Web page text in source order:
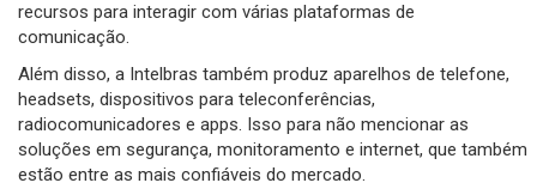
recursos para interagir com várias plataformas de
comunicação.
Além disso, a Intelbras também produz aparelhos de telefone,
headsets, dispositivos para teleconferências,
radiocomunicadores e apps. Isso para não mencionar as
soluções em segurança, monitoramento e internet, que também
estão entre as mais confiáveis do mercado.